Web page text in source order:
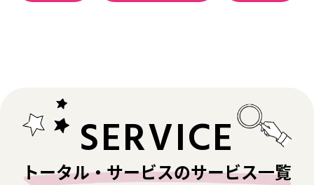
SERVICE
トータル・サービスのサービス一覧